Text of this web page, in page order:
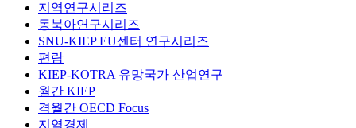
지역연구시리즈
동북아연구시리즈
SNU-KIEP EU센터 연구시리즈
편람
KIEP-KOTRA 유망국가 산업연구
월간 KIEP
격월간 OECD Focus
지역경제